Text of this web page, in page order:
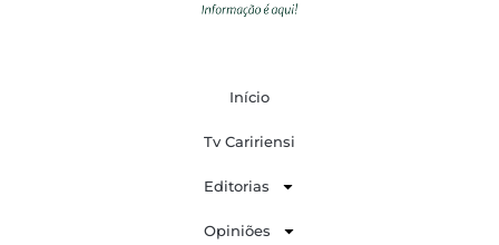
Início
Tv Caririensi
Editorias
Opiniões